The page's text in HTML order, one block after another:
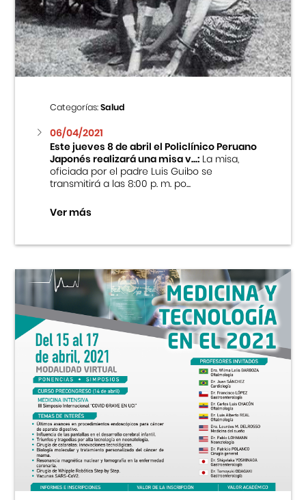
Categorías:Salud
06/04/2021
Este jueves 8 de abril el Policlínico Peruano
Japonés realizará una misa v...:La misa,
oficiada por el padre Luis Guibo se
transmitirá a las 8:00 p. m. po...
Ver más